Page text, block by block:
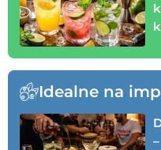
Idealne na